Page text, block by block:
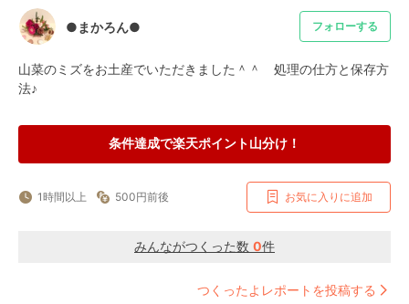
●まかろん● フォローする
山菜のミズをお土産でいただきました＾＾　処理の仕方と保存方
法♪
条件達成で楽天ポイント山分け！
1時間以上 500円前後 お気に入りに追加
みんながつくった数 0件
つくったよレポートを投稿する